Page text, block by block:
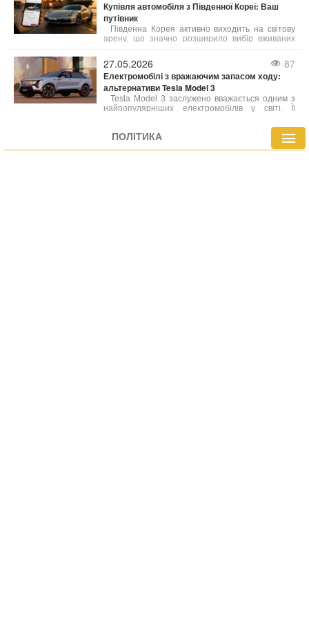
щорічного рейтингу «Найкращі нові авто для
підлітків». Це визнання збіглося з рекордними
роздрібними продажами автомобіля у квітні.
Купівля автомобіля з Південної Кореї: Ваш
путівник
Південна Корея активно виходить на світову
арену, що значно розширило вибір вживаних
розглянемо, що робить корейські авто такими
привабливими, особливості їхнього ринку та всі
переваги такого вибору.
27.05.2026 87
Електромобілі з вражаючим запасом ходу:
альтернативи Tesla Model 3
Tesla Model 3 заслужено вважається одним з
найпопулярніших електромобілів у світі. Її
милі за стандартом EPA) зробили її
бестселером. Однак, Model 3 не є лідером за
дальністю пробігу, і на ринку існують моделі,
ПОЛІТИКА